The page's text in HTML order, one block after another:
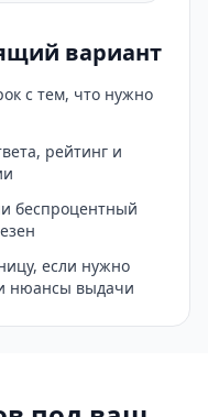
вариант
с тем, что нужно
рейтинг и
беспроцентный
если нужно
нюансы выдачи